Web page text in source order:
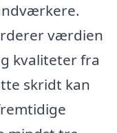
værdien
kvaliteter fra
skridt kan